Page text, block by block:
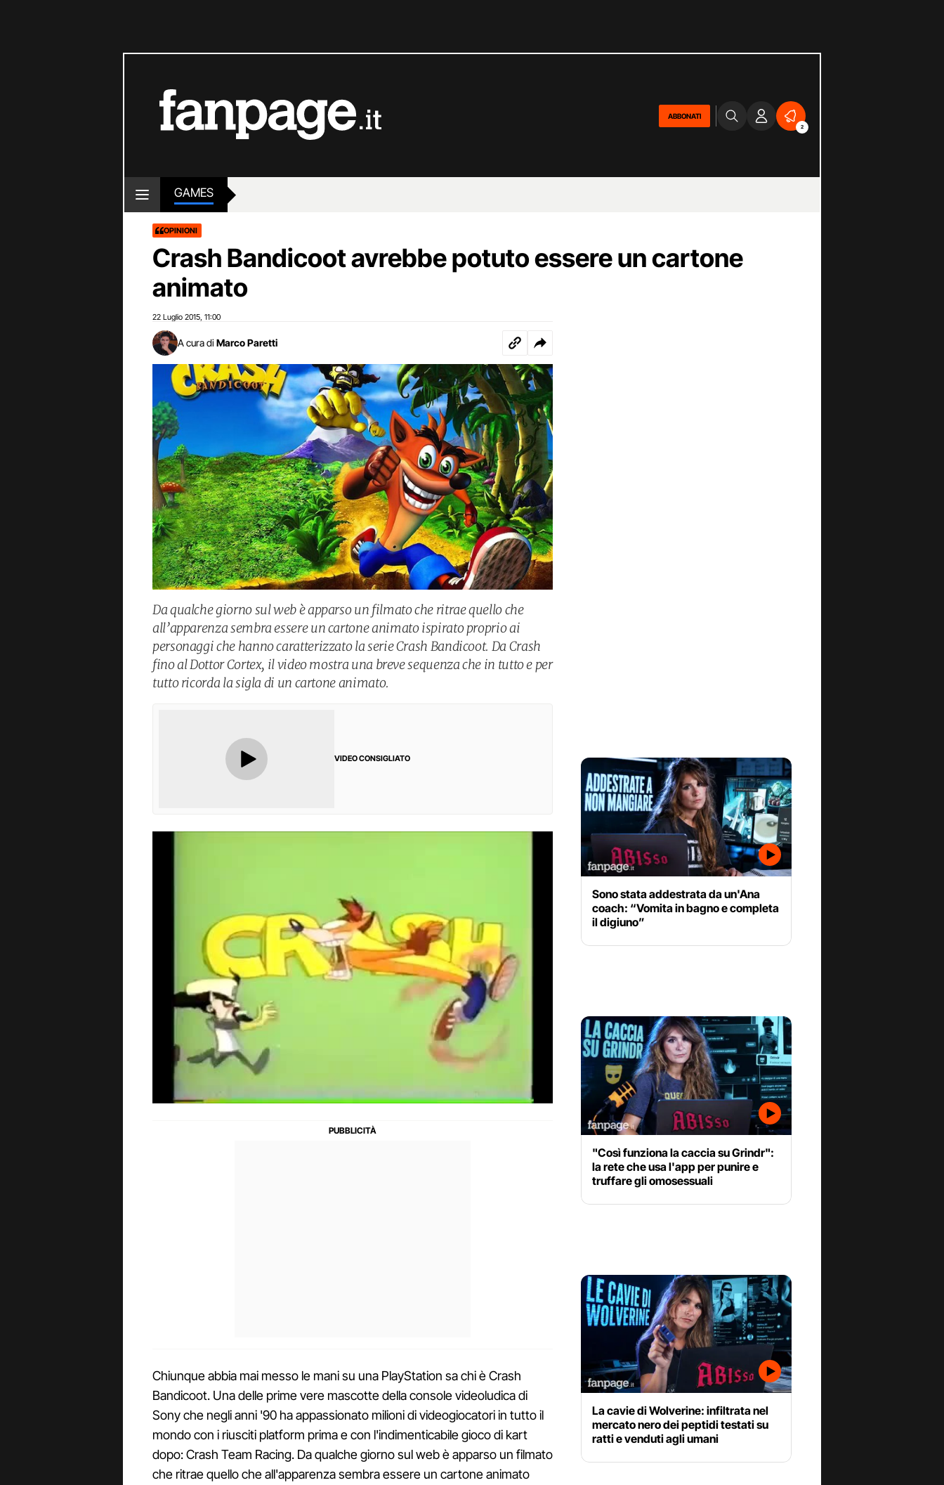
ABBONATI
2
GAMES
OPINIONI
Crash Bandicoot avrebbe potuto essere un cartone
animato
22 Luglio 2015 11:00
A cura di Marco Paretti
Da qualche giorno sul web è apparso un filmato che ritrae quello che
all’apparenza sembra essere un cartone animato ispirato proprio ai
personaggi che hanno caratterizzato la serie Crash Bandicoot. Da Crash
fino al Dottor Cortex, il video mostra una breve sequenza che in tutto e per
tutto ricorda la sigla di un cartone animato.
VIDEO CONSIGLIATO
Chiunque abbia mai messo le mani su una PlayStation sa chi è Crash
Bandicoot. Una delle prime vere mascotte della console videoludica di
Sony che negli anni '90 ha appassionato milioni di videogiocatori in tutto il
mondo con i riusciti platform prima e con l'indimenticabile gioco di kart
dopo: Crash Team Racing. Da qualche giorno sul web è apparso un filmato
che ritrae quello che all'apparenza sembra essere un cartone animato
Sono stata addestrata da un'Ana
coach: “Vomita in bagno e completa
il digiuno”
"Così funziona la caccia su Grindr":
la rete che usa l'app per punire e
truffare gli omosessuali
La cavie di Wolverine: infiltrata nel
mercato nero dei peptidi testati su
ratti e venduti agli umani